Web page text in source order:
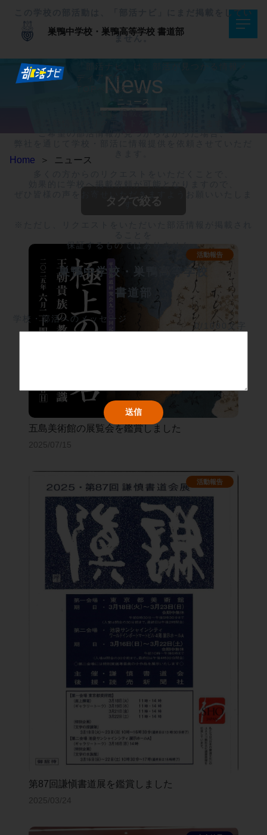
この学校の部活動は、「部活ナビ」にまだ掲載をしてい
ません。
「部活ナビ」は、部活が見つかる情報メ
ディアです。
TOPページへ>>
部活ナビに掲載されていない
ご希望の部活情報が見つからなかった場合、
効果的に学校へ掲載依頼が可能となりますので、
ぜひ皆様の声をお寄せいただきますようお願いいたしま
す。
保証するものではありません。
巣鴨中学校・巣鴨高等学校
書道部
学校・部活へのメッセージ
0/1000文字
巣鴨中学校・巣鴨高等学校 書道部
ニュース
News
Home ＞ ニュース
タグで絞る
五島美術館の展覧会を鑑賞しました
2025/07/15
第87回謙愼書道展を鑑賞しました
2025/03/24